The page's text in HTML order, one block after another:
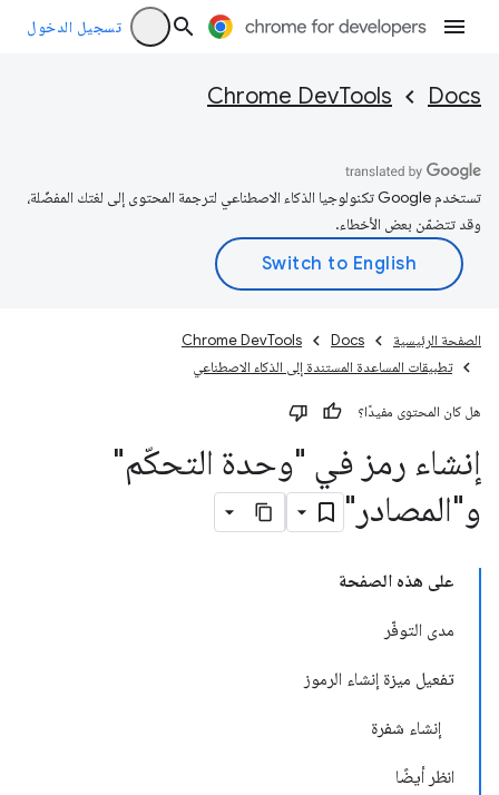
تسجيل الدخول
Docs
Chrome DevTools
تستخدم Google تكنولوجيا الذكاء الاصطناعي لترجمة المحتوى إلى لغتك المفضّلة،
وقد تتضمّن بعض الأخطاء.
الصفحة الرئيسية Docs
Chrome DevTools
تطبيقات المساعدة المستندة إلى الذكاء الاصطناعي
هل كان المحتوى مفيدًا؟
إنشاء رمز في "وحدة التحكّم"
و"المصادر"
على هذه الصفحة
مدى التوفّر
تفعيل ميزة إنشاء الرموز
إنشاء شفرة
انظر أيضًا